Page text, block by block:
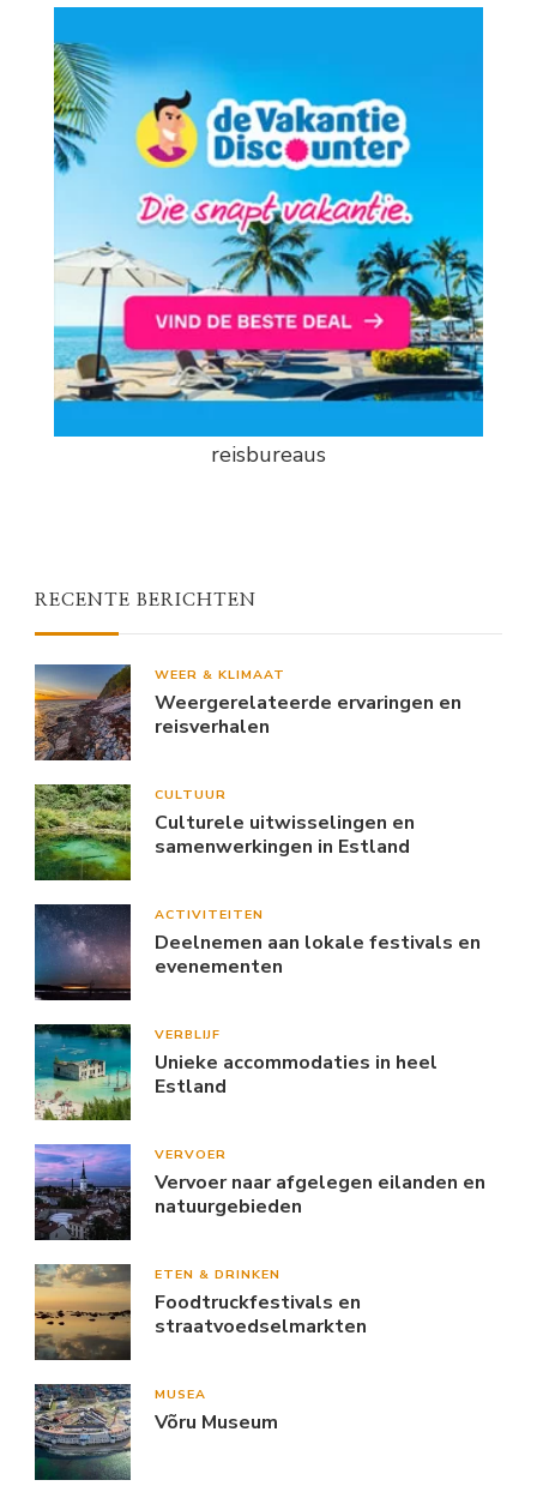
reisbureaus
RECENTE BERICHTEN
WEER & KLIMAAT
Weergerelateerde ervaringen en
reisverhalen
CULTUUR
Culturele uitwisselingen en
samenwerkingen in Estland
ACTIVITEITEN
Deelnemen aan lokale festivals en
evenementen
VERBLIJF
Unieke accommodaties in heel
Estland
VERVOER
Vervoer naar afgelegen eilanden en
natuurgebieden
ETEN & DRINKEN
Foodtruckfestivals en
straatvoedselmarkten
MUSEA
Võru Museum